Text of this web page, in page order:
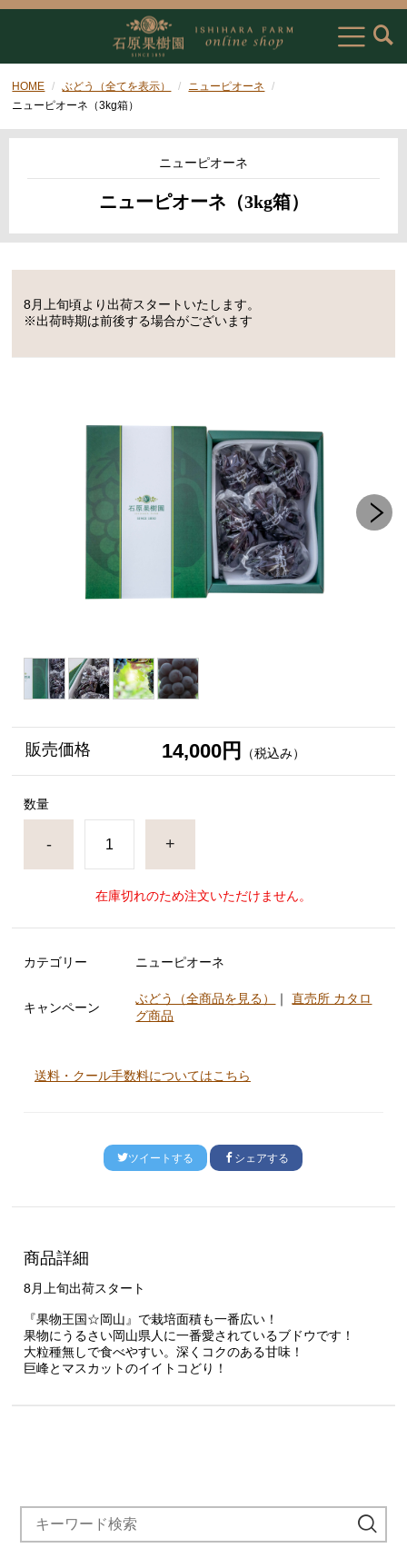
HOME ぶどう（全てを表示）
ニューピオーネ
ニューピオーネ（3kg箱）
ニューピオーネ
ニューピオーネ（3kg箱）
8月上旬頃より出荷スタートいたします。
※出荷時期は前後する場合がございます
販売価格 14,000円 （税込み）
数量
- +
在庫切れのため注文いただけません。
カテゴリー ニューピオーネ
キャンペーン
ぶどう（全商品を見る） ｜直売所 カタロ
グ商品
送料・クール手数料についてはこちら
ツイートする シェアする
商品詳細
8月上旬出荷スタート
『果物王国☆岡山』で栽培面積も一番広い！
果物にうるさい岡山県人に一番愛されているブドウです！
大粒種無しで食べやすい。深くコクのある甘味！
巨峰とマスカットのイイトコどり！